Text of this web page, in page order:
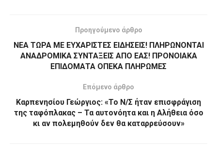
Προηγούμενο άρθρο
ΝΕΑ ΤΩΡΑ ΜΕ ΕΥΧΑΡΙΣΤΕΣ ΕΙΔΗΣΕΙΣ! ΠΛΗΡΩΝΟΝΤΑΙ
ΑΝΑΔΡΟΜΙΚΑ ΣΥΝΤΑΞΕΙΣ ΑΠΟ ΕΑΣ! ΠΡΟΝΟΙΑΚΑ
ΕΠΙΔΟΜΑΤΑ ΟΠΕΚΑ ΠΛΗΡΩΜΕΣ
Επόμενο άρθρο
Καρπενησίου Γεώργιος: «Το Ν/Σ ήταν επισφράγιση
της ταφόπλακας – Τα αυτονόητα και η Αλήθεια όσο
κι αν πολεμηθούν δεν θα καταρρεύσουν»